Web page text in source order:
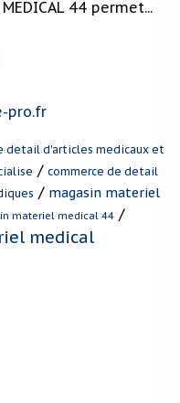
44 permet...
pro.fr
detail d'articles medicaux et
/ commerce de detail
/ magasin materiel
materiel medical 44 /
medical